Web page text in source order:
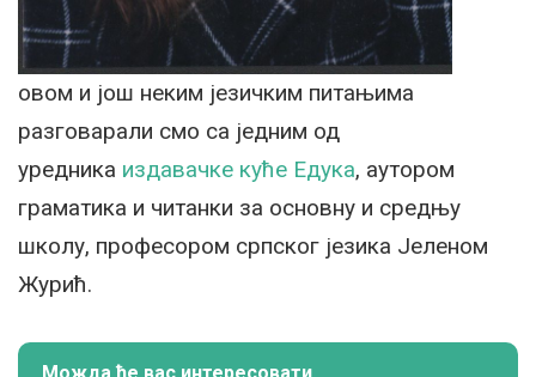
овом и још неким језичким питањима
разговарали смо са једним од
уредника издавачке куће Едука, аутором
граматика и читанки за основну и средњу
школу, професором српског језика Јеленом
Журић.
Можда ће вас интересовати